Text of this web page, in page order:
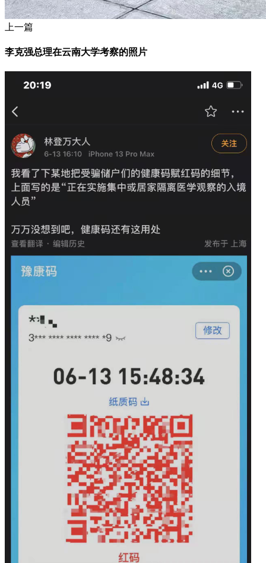
上一篇
李克强总理在云南大学考察的照片